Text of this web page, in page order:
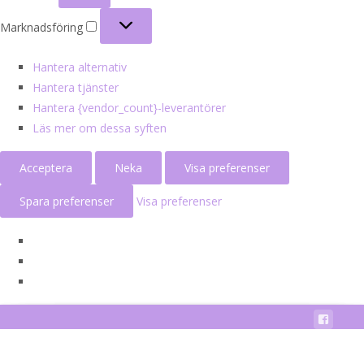
Marknadsföring
Hantera alternativ
Hantera tjänster
Hantera {vendor_count}-leverantörer
Läs mer om dessa syften
Acceptera Neka Visa preferenser
Spara preferenser Visa preferenser